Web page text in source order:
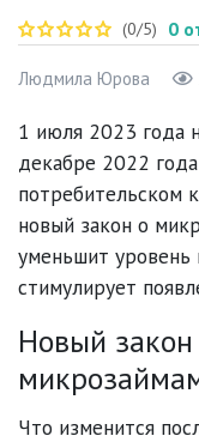
(0/5) 0
Людмила Юрова
1 июля 2023 года
декабре 2022
потребительском
новый закон о
уменьшит уровень
стимулирует
Новый
Что изменится